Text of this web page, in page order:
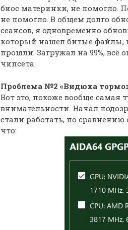
биос материнки, не помогло.
не помогло. В общем долго
сеансов, я одновременно
который нашел битые файлы,
прошли. Загружал на 99%, всё
чипсета.
Проблема №2 «Видюха
Вот это, похоже вообще самая
внимательности. Начал
стали работать, по
что: